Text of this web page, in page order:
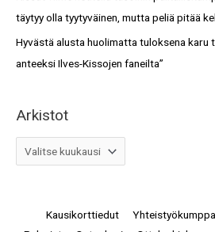
täytyy olla tyytyväinen, mutta peliä pitää
Hyvästä alusta huolimatta tuloksena karu
anteeksi Ilves-Kissojen faneilta”
Arkistot
Kausikorttiedut